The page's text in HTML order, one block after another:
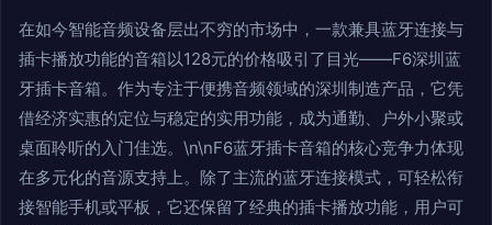
在如今智能音频设备层出不穷的市场中，一款兼具蓝牙连接与
插卡播放功能的音箱以128元的价格吸引了目光——F6深圳蓝
牙插卡音箱。作为专注于便携音频领域的深圳制造产品，它凭
借经济实惠的定位与稳定的实用功能，成为通勤、户外小聚或
桌面聆听的入门佳选。\n\nF6蓝牙插卡音箱的核心竞争力体现
在多元化的音源支持上。除了主流的蓝牙连接模式，可轻松衔
接智能手机或平板，它还保留了经典的插卡播放功能，用户可